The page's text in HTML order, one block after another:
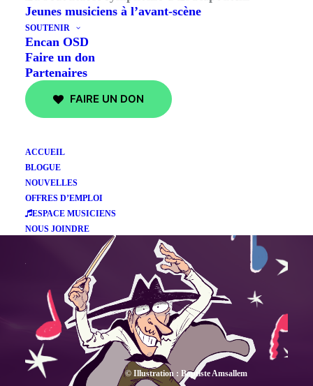
Jeunes musiciens à l’avant-scène
SOUTENIR
Encan OSD
Faire un don
Partenaires
FAIRE UN DON
ACCUEIL
BLOGUE
NOUVELLES
OFFRES D’EMPLOI
ESPACE MUSICIENS
NOUS JOINDRE
© Illustration : Baptiste Amsallem